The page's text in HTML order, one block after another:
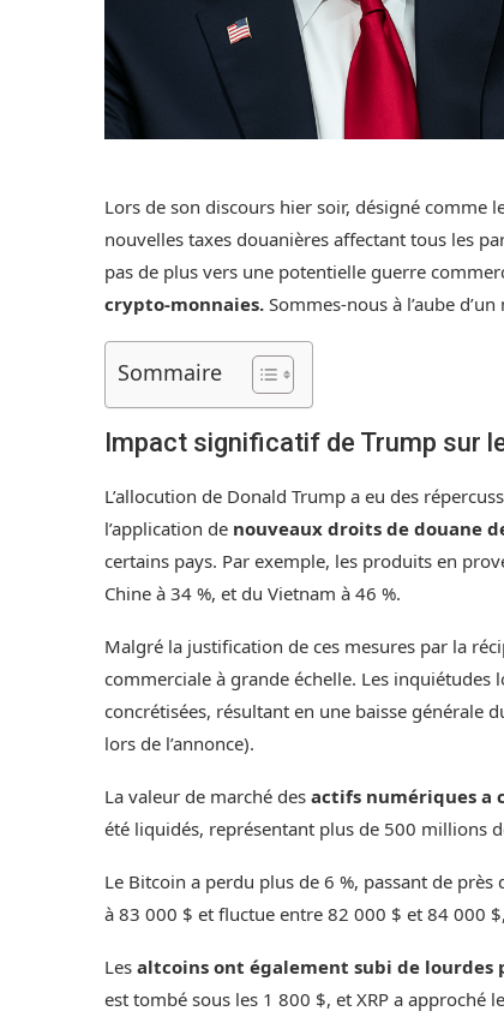
Lors de son discours hier soir, désigné comme
nouvelles taxes douanières affectant tous les
pas de plus vers une potentielle guerre
crypto-monnaies. Sommes-nous à l’aube
Sommaire
Impact significatif de Trump sur
L’allocution de Donald Trump a eu des
l’application de nouveaux droits de douane
certains pays. Par exemple, les produits en
Chine à 34 %, et du Vietnam à 46 %.
Malgré la justification de ces mesures par la
commerciale à grande échelle. Les
concrétisées, résultant en une baisse générale
lors de l’annonce).
La valeur de marché des actifs numériques a
été liquidés, représentant plus de 500 millions
Le Bitcoin a perdu plus de 6 %, passant de
à 83 000 $ et fluctue entre 82 000 $ et 84 000
Les altcoins ont également subi de lourdes
est tombé sous les 1 800 $, et XRP a approché